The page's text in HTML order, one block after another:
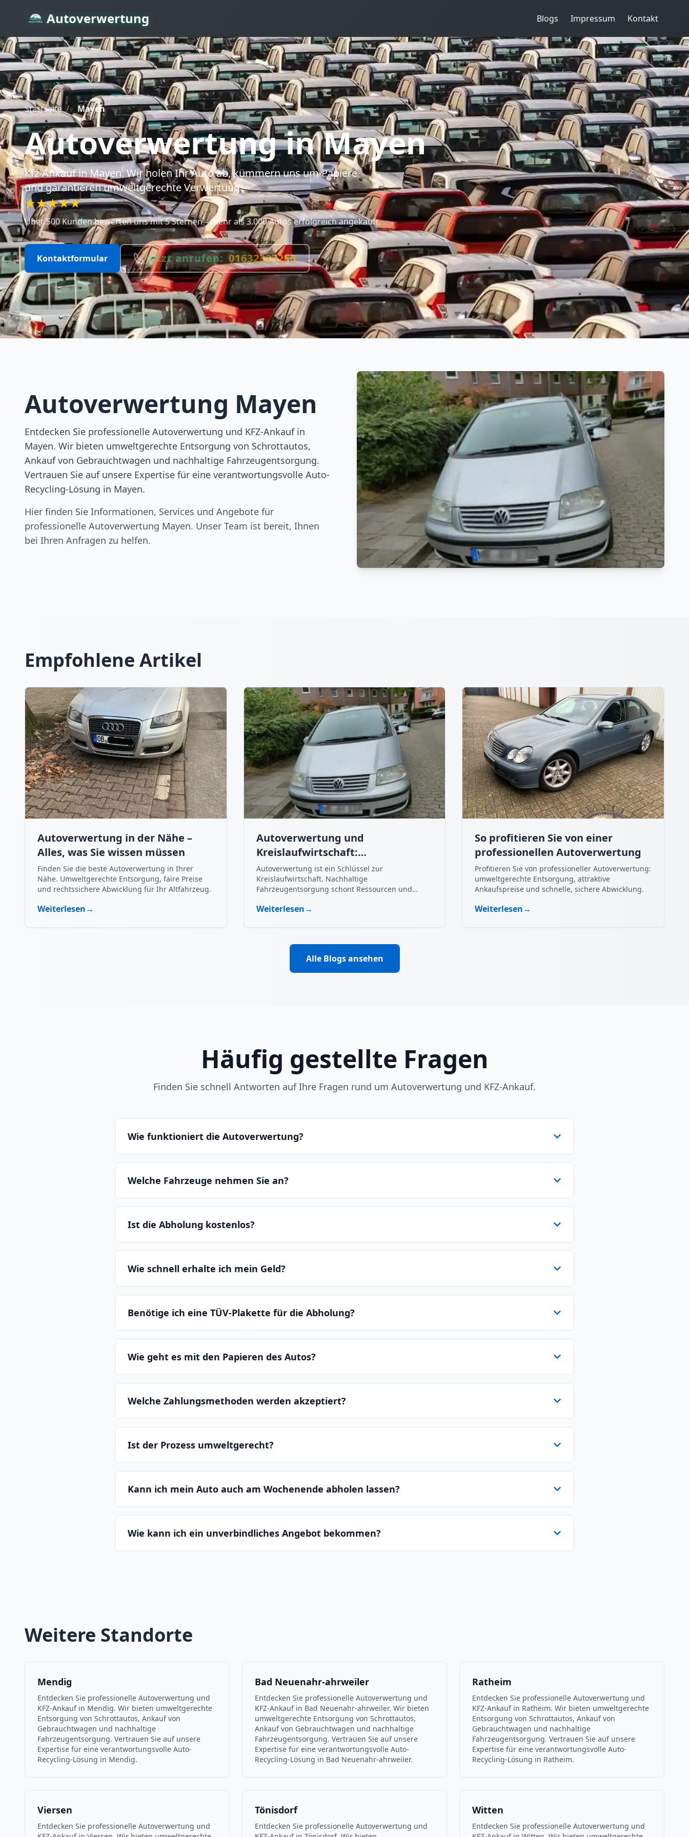
Autoverwertung Blogs Impressum Kontakt
Startseite / Mayen
Autoverwertungin Mayen
Kfz-Ankaufin Mayen. Wir holen Ihr Auto ab, kümmern uns um Papiere
und garantieren umweltgerechte Verwertung.
★★★★★
Über 500 Kunden bewerten uns mit 5 Sternen – mehr als 3.000 Autos erfolgreich angekauft.
Kontaktformular Jetzt anrufen: 01632337268
Autoverwertung Mayen
Entdecken Sie professionelle Autoverwertung und KFZ-Ankauf in
Mayen. Wir bieten umweltgerechte Entsorgung von Schrottautos,
Ankauf von Gebrauchtwagen und nachhaltige Fahrzeugentsorgung.
Vertrauen Sie auf unsere Expertise für eine verantwortungsvolle Auto-
Recycling-Lösung in Mayen.
Hier finden Sie Informationen, Services und Angebote für
professionelle Autoverwertung Mayen. Unser Team ist bereit, Ihnen
bei Ihren Anfragen zu helfen.
Empfohlene Artikel
Autoverwertung in der Nähe –
Alles, was Sie wissen müssen
Finden Sie die beste Autoverwertung in Ihrer
Nähe. Umweltgerechte Entsorgung, faire Preise
und rechtssichere Abwicklung für Ihr Altfahrzeug.
Weiterlesen→
Autoverwertung und
Kreislaufwirtschaft:
Nachhaltigkeit im Fokus
Autoverwertung ist ein Schlüssel zur
Kreislaufwirtschaft. Nachhaltige
Fahrzeugentsorgung schont Ressourcen und
Weiterlesen→
So profitieren Sie von einer
professionellen Autoverwertung
Profitieren Sie von professioneller Autoverwertung:
umweltgerechte Entsorgung, attraktive
Ankaufspreise und schnelle, sichere Abwicklung.
Weiterlesen→
Alle Blogs ansehen
Häufig gestellte Fragen
Finden Sie schnell Antworten auf Ihre Fragen rund um Autoverwertung und KFZ-Ankauf.
Wie funktioniert die Autoverwertung?
Welche Fahrzeuge nehmen Sie an?
Ist die Abholung kostenlos?
Wie schnell erhalte ich mein Geld?
Benötige ich eine TÜV-Plakette für die Abholung?
Wie geht es mit den Papieren des Autos?
Welche Zahlungsmethoden werden akzeptiert?
Ist der Prozess umweltgerecht?
Kann ich mein Auto auch am Wochenende abholen lassen?
Wie kann ich ein unverbindliches Angebot bekommen?
Weitere Standorte
Mendig
Entdecken Sie professionelle Autoverwertung und
KFZ-Ankauf in Mendig. Wir bieten umweltgerechte
Entsorgung von Schrottautos, Ankauf von
Gebrauchtwagen und nachhaltige
Fahrzeugentsorgung. Vertrauen Sie auf unsere
Expertise für eine verantwortungsvolle Auto-
Recycling-Lösung in Mendig.
Bad Neuenahr-ahrweiler
Entdecken Sie professionelle Autoverwertung und
KFZ-Ankauf in Bad Neuenahr-ahrweiler. Wir bieten
umweltgerechte Entsorgung von Schrottautos,
Ankauf von Gebrauchtwagen und nachhaltige
Fahrzeugentsorgung. Vertrauen Sie auf unsere
Expertise für eine verantwortungsvolle Auto-
Recycling-Lösung in Bad Neuenahr-ahrweiler.
Ratheim
Entdecken Sie professionelle Autoverwertung und
KFZ-Ankauf in Ratheim. Wir bieten umweltgerechte
Entsorgung von Schrottautos, Ankauf von
Gebrauchtwagen und nachhaltige
Fahrzeugentsorgung. Vertrauen Sie auf unsere
Expertise für eine verantwortungsvolle Auto-
Recycling-Lösung in Ratheim.
Viersen
Entdecken Sie professionelle Autoverwertung und
Tönisdorf
Entdecken Sie professionelle Autoverwertung und
Witten
Entdecken Sie professionelle Autoverwertung und